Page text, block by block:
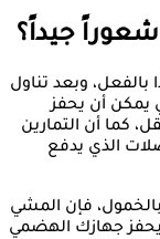
جيداً؟
وبعد تناول
يمكن أن يحفز
كما أن التمارين
الذي يدفع
فإن المشي
جهازك الهضمي